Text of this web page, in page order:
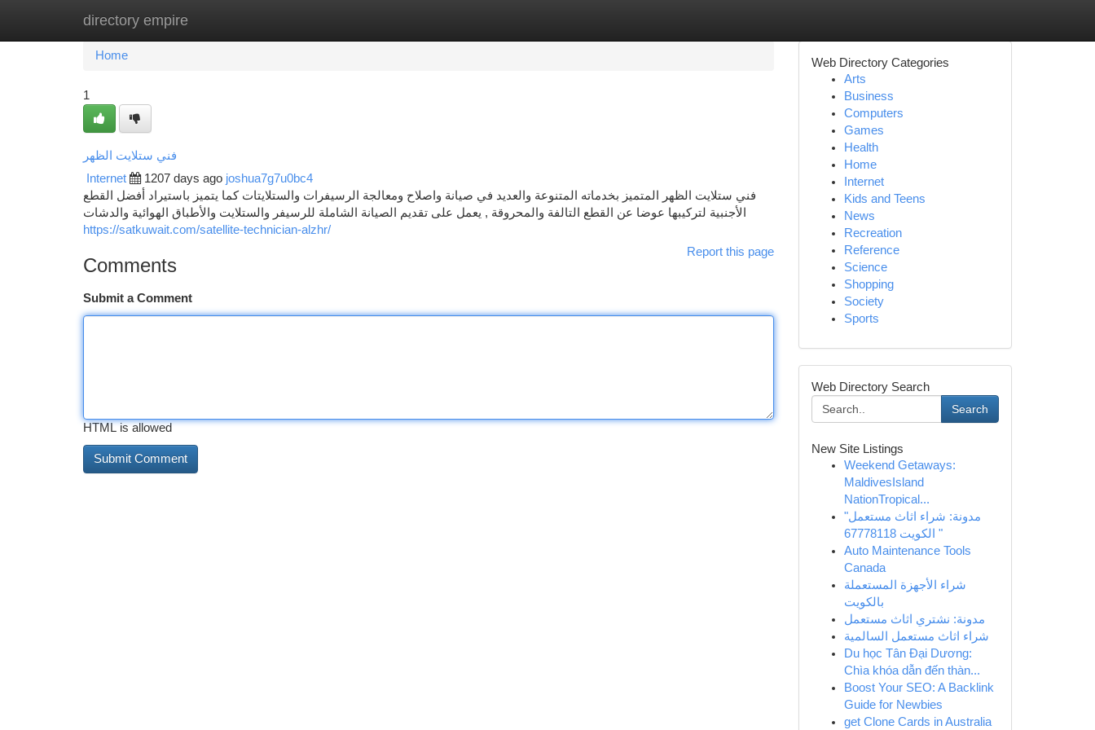
directory empire
Home New Site Listings
Home
1
فني ستلايت الظهر
Internet 1207 days ago joshua7g7u0bc4
فني ستلايت الظهر المتميز بخدماته المتنوعة والعديد في صيانة واصلاح ومعالجة الرسيفرات والستلايتات كما يتميز باستيراد أفضل القطع
الأجنبية لتركيبها عوضا عن القطع التالفة والمحروقة , يعمل على تقديم الصيانة الشاملة للرسيفر والستلايت والأطباق الهوائية والدشات
https://satkuwait.com/satellite-technician-alzhr/
Report this page
Comments
Submit a Comment
HTML is allowed
Web Directory Categories
Arts
Business
Computers
Games
Health
Home
Internet
Kids and Teens
News
Recreation
Reference
Science
Shopping
Society
Sports
Web Directory Search
Search
New Site Listings
Weekend Getaways:
MaldivesIsland
NationTropical...
"مدونة: شراء اثاث مستعمل
الكويت 67778118 "
Auto Maintenance Tools
Canada
شراء الأجهزة المستعملة
بالكويت
مدونة: نشتري اثاث مستعمل
شراء اثاث مستعمل السالمية
Du học Tân Đại Dương:
Chìa khóa dẫn đến thàn...
Boost Your SEO: A Backlink
Guide for Newbies
get Clone Cards in Australia